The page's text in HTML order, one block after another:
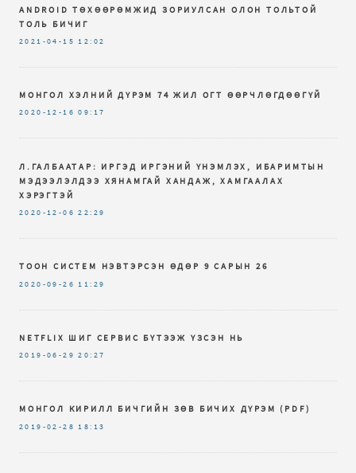
ANDROID ТӨХӨӨРӨМЖИД ЗОРИУЛСАН ОЛОН ТОЛЬТОЙ
ТОЛЬ БИЧИГ
2021-04-15 12:02
МОНГОЛ ХЭЛНИЙ ДҮРЭМ 74 ЖИЛ ОГТ ӨӨРЧЛӨГДӨӨГҮЙ
2020-12-16 09:17
Л.ГАЛБААТАР: ИРГЭД ИРГЭНИЙ ҮНЭМЛЭХ, ИБАРИМТЫН
МЭДЭЭЛЭЛДЭЭ ХЯНАМГАЙ ХАНДАЖ, ХАМГААЛАХ
ХЭРЭГТЭЙ
2020-12-06 22:29
ТООН СИСТЕМ НЭВТЭРСЭН ӨДӨР 9 САРЫН 26
2020-09-26 11:29
NETFLIX ШИГ СЕРВИС БҮТЭЭЖ ҮЗСЭН НЬ
2019-06-29 20:27
МОНГОЛ КИРИЛЛ БИЧГИЙН ЗѲВ БИЧИХ ДҮРЭМ (PDF)
2019-02-28 18:13